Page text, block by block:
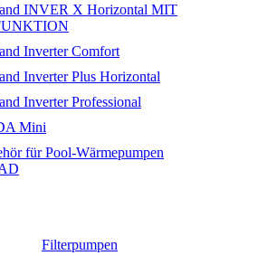
INVER X Horizontal MIT
Inverter Comfort
Inverter Plus Horizontal
Inverter Professional
Mini
für Pool-Wärmepumpen
Filterpumpen